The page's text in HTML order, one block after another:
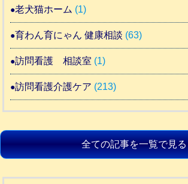
老犬猫ホーム (1)
育わん育にゃん 健康相談 (63)
訪問看護 相談室 (1)
訪問看護介護ケア (213)
全ての記事を一覧で見る